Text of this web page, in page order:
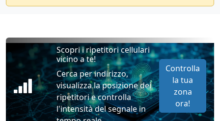
Scopri i ripetitori cellulari
vicino a te!
Cerca per indirizzo,
visualizza la posizione dei
ripetitori e controlla
l'intensità del segnale in
Controlla
la tua
zona
ora!